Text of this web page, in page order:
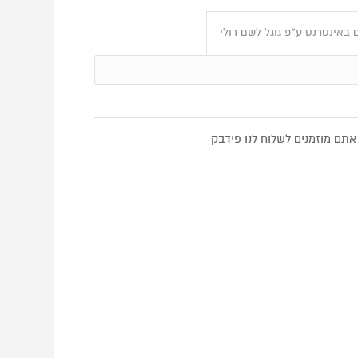
באינטרנט ע"פ גוגל לשם דולי
מוזמנים לשלוח לנו פידבק